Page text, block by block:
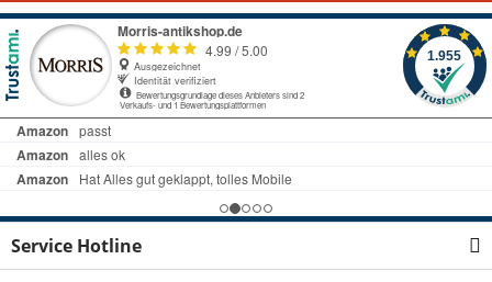
Service Hotline